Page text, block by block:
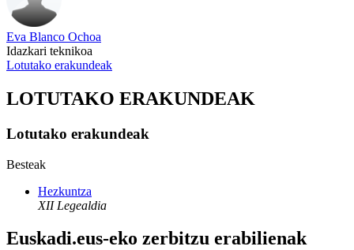
Eva Blanco Ochoa
Idazkari teknikoa
Lotutako erakundeak
LOTUTAKO ERAKUNDEAK
Lotutako erakundeak
Besteak
Hezkuntza
XII Legealdia
Euskadi.eus-eko zerbitzu erabilienak